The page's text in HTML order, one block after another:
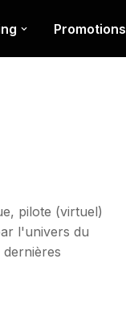
Promotions
pilote (virtuel)
l'univers du